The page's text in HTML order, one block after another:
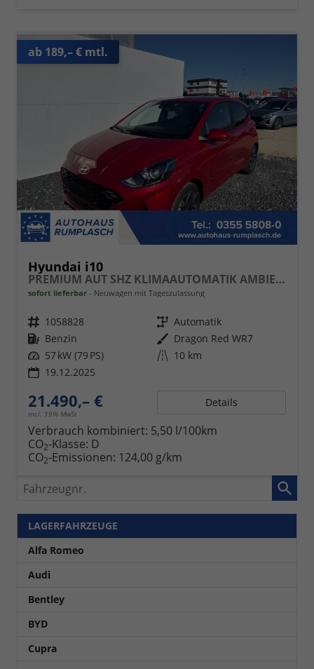
ab 189,– € mtl.
Hyundai i10
PREMIUM AUT SHZ KLIMAAUTOMATIK AMBIENTE ALU RFK PDC NAVI
sofort lieferbar Neuwagen mit Tageszulassung
Fahrzeugnr. 1058828 Getriebe Automatik
Kraftstoff Benzin Außenfarbe Dragon Red WR7
Leistung 57 kW (79 PS) Kilometerstand 10 km
19.12.2025
21.490,– €
incl. 19% MwSt.
Details
Verbrauch kombiniert: 5,50 l/100km
CO2-Klasse: D
CO2-Emissionen: 124,00 g/km
Fahrzeugnr.
LAGERFAHRZEUGE
Alfa Romeo
Audi
Bentley
BYD
Cupra